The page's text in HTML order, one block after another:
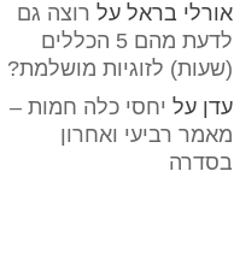
אורלי בראל על רוצה גם
לדעת מהם 5 הכללים
(שעות) לזוגיות מושלמת?
עדן על יחסי כלה חמות –
מאמר רביעי ואחרון
בסדרה